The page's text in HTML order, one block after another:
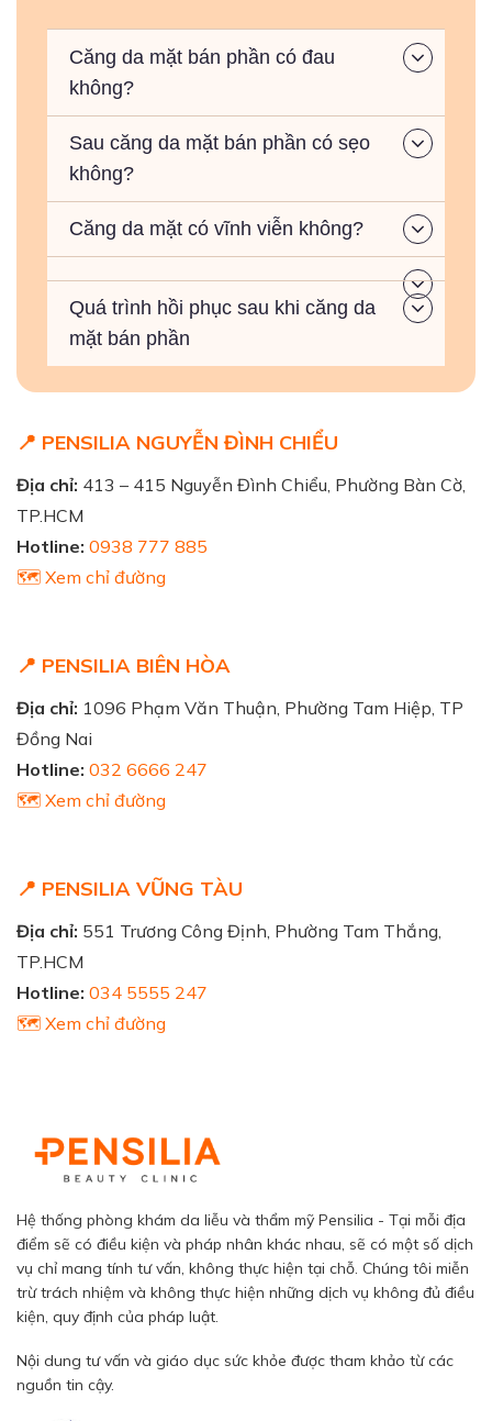
Căng da mặt bán phần có đau
không?
Sau căng da mặt bán phần có sẹo
không?
Căng da mặt có vĩnh viễn không?
Quá trình hồi phục sau khi căng da
mặt bán phần
📍 PENSILIA NGUYỄN ĐÌNH CHIỂU
Địa chỉ: 413 – 415 Nguyễn Đình Chiểu, Phường Bàn Cờ,
TP.HCM
Hotline: 0938 777 885
🗺️ Xem chỉ đường
📍 PENSILIA BIÊN HÒA
Địa chỉ: 1096 Phạm Văn Thuận, Phường Tam Hiệp, TP
Đồng Nai
Hotline: 032 6666 247
🗺️ Xem chỉ đường
📍 PENSILIA VŨNG TÀU
Địa chỉ: 551 Trương Công Định, Phường Tam Thắng,
TP.HCM
Hotline: 034 5555 247
🗺️ Xem chỉ đường
Hệ thống phòng khám da liễu và thẩm mỹ Pensilia - Tại mỗi địa
điểm sẽ có điều kiện và pháp nhân khác nhau, sẽ có một số dịch
vụ chỉ mang tính tư vấn, không thực hiện tại chỗ. Chúng tôi miễn
trừ trách nhiệm và không thực hiện những dịch vụ không đủ điều
kiện, quy định của pháp luật.
Nội dung tư vấn và giáo dục sức khỏe được tham khảo từ các
nguồn tin cậy.